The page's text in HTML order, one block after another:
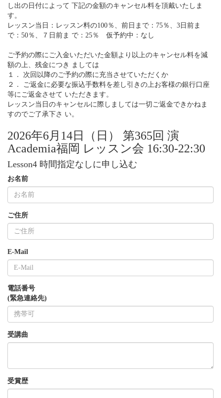
し出の日付によって 下記の金額のキャンセル料を頂戴いたしま
す。
レッスン当日：レッスン料の100％、前日まで：75％、3日前ま
で：50％、７日前ま で：25％ 仮予約中：なし
ご予約の際にご入金いただいた金額より以上のキャンセル料を減
額の上、残金につき ましては
１． 次回以降のご予約の際に充当させていただくか
２． ご返金に必要な振込手数料を差し引きの上お客様の銀行口座
等にご返金させて いただきます。
レッスン当日のキャンセルに際しましては一切ご返金できかねま
すのでご了承下さ い。
2026年6月14日（日） 第365回 演
Academia福岡 レッスン会 16:30-22:30
Lesson4 時間指定なしに申し込む
お名前
ご住所
E-Mail
電話番号
(緊急連絡先)
受講曲
受賞歴